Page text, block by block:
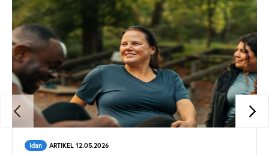
Idan ARTIKEL 12.05.2026